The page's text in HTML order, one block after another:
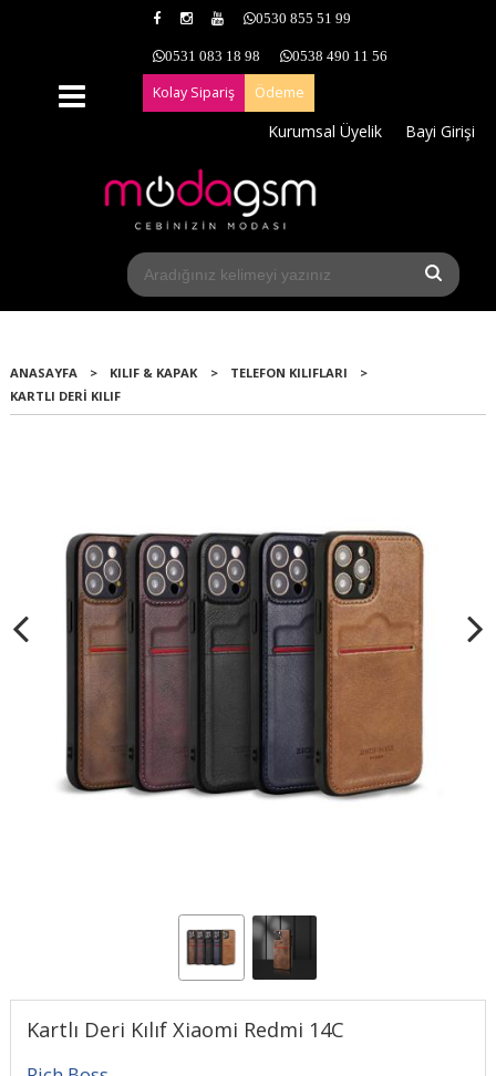
0530 855 51 99
0531 083 18 98 0538 490 11 56
Kolay Sipariş Ödeme
Kurumsal Üyelik Bayi Girişi
ANASAYFA > KILIF & KAPAK > TELEFON KILIFLARI
>
KARTLI DERI KILIF
Kartlı Deri Kılıf Xiaomi Redmi 14C